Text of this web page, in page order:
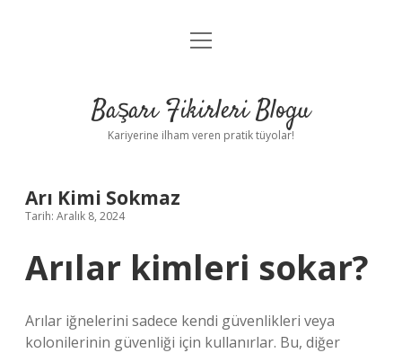
Anasayfa
Yasal Uyarı
menüyü
Başarı Fikirleri Blogu
Kariyerine ilham veren pratik tüyolar!
Arı Kimi Sokmaz
Tarih: Aralık 8, 2024
Arılar kimleri sokar?
Arılar iğnelerini sadece kendi güvenlikleri veya
kolonilerinin güvenliği için kullanırlar. Bu, diğer